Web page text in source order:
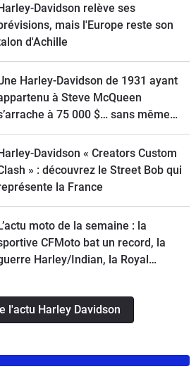
Davidson relève ses
mais l'Europe reste son
d'Achille
Harley-Davidson de 1931 ayant
à Steve McQueen
à 75 000 $… sans même
!
Davidson « Creators Custom
» : découvrez le Street Bob qui
la France
moto de la semaine : la
CFMoto bat un record, la
Harley/Indian, la Royal
7GX à l’essai
l'actu Harley Davidson